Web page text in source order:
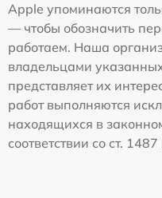
Apple упоминаются
— чтобы обозначить
работаем. Наша
владельцами
представляет их
работ выполняются
находящихся в
соответствии со ст.